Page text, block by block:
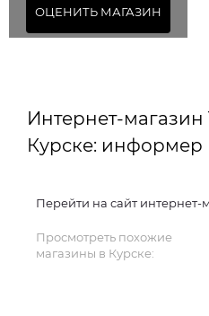
ОЦЕНИТЬ МАГАЗИН
Интернет-
Курске: информер
Перейти на сайт интернет-
Просмотреть похожие
магазины в Курске: